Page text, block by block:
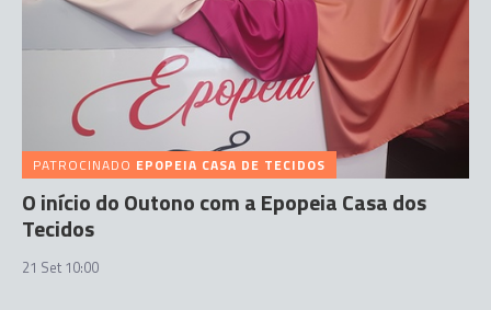
PATROCINADO EPOPEIA CASA DE TECIDOS
O início do Outono com a Epopeia Casa dos
Tecidos
21 Set 10:00